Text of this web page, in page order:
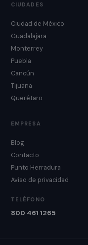
CIUDADES
Ciudad de México
Guadalajara
Monterrey
Puebla
Cancún
Tijuana
Querétaro
EMPRESA
Blog
Contacto
Punto Herradura
Aviso de privacidad
TELÉFONO
800 461 1265